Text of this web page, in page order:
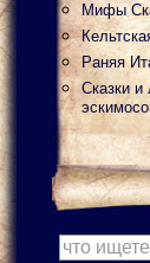
Мифы
Раняя
Сказки и